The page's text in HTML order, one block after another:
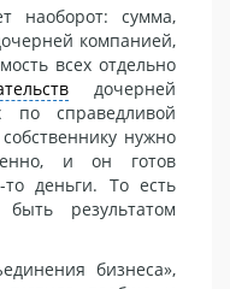
наоборот: сумма,
компанией,
всех отдельно
дочерней
по справедливой
нужно
и он готов
деньги. То есть
результатом
бизнеса»,